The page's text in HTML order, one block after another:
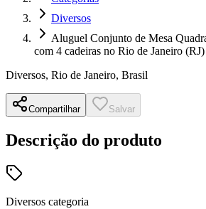
Diversos
Aluguel Conjunto de Mesa
com 4 cadeiras no Rio de Janeiro (RJ)
Diversos, Rio de Janeiro, Brasil
Compartilhar Salvar
Descrição do produto
Diversos categoria